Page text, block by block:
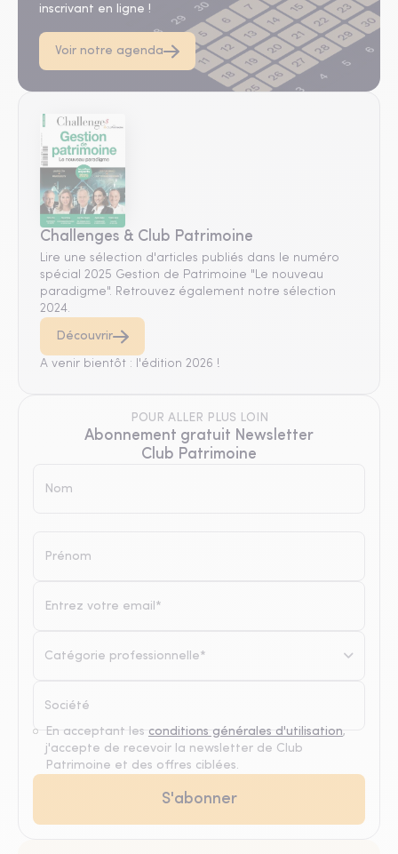
inscrivant en ligne !
Voir notre agenda
Challenges & Club Patrimoine
Lire une sélection d'articles publiés dans le numéro
spécial 2025 Gestion de Patrimoine "Le nouveau
paradigme". Retrouvez également notre sélection
2024.
Découvrir
A venir bientôt : l'édition 2026 !
POUR ALLER PLUS LOIN
Abonnement gratuit Newsletter
Club Patrimoine
Catégorie professionnelle*
En acceptant les conditions générales d'utilisation,
j'accepte de recevoir la newsletter de Club
Patrimoine et des offres ciblées.